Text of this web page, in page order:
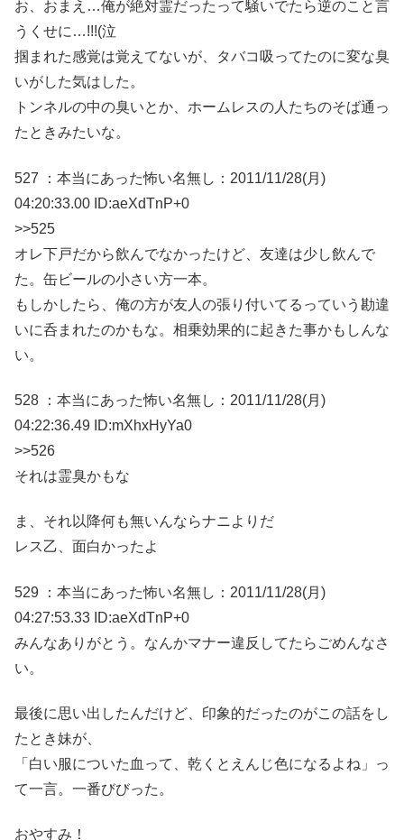
お、おまえ…俺が絶対霊だったって騒いでたら逆のこと言
うくせに…!!!(泣
掴まれた感覚は覚えてないが、タバコ吸ってたのに変な臭
いがした気はした。
トンネルの中の臭いとか、ホームレスの人たちのそば通っ
たときみたいな。
527 ：本当にあった怖い名無し：2011/11/28(月)
04:20:33.00 ID:aeXdTnP+0
>>525
オレ下戸だから飲んでなかったけど、友達は少し飲んで
た。缶ビールの小さい方一本。
もしかしたら、俺の方が友人の張り付いてるっていう勘違
いに呑まれたのかもな。相乗効果的に起きた事かもしんな
い。
528 ：本当にあった怖い名無し：2011/11/28(月)
04:22:36.49 ID:mXhxHyYa0
>>526
それは霊臭かもな
ま、それ以降何も無いんならナニよりだ
レス乙、面白かったよ
529 ：本当にあった怖い名無し：2011/11/28(月)
04:27:53.33 ID:aeXdTnP+0
みんなありがとう。なんかマナー違反してたらごめんなさ
い。
最後に思い出したんだけど、印象的だったのがこの話をし
たとき妹が、
「白い服についた血って、乾くとえんじ色になるよね」っ
て一言。一番びびった。
おやすみ！